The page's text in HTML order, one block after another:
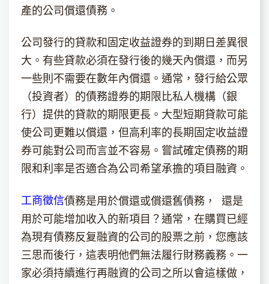
產的公司償還債務。
公司發行的貸款和固定收益證券的到期日差異很
大。有些貸款必須在發行後的幾天內償還，而另
一些則不需要在數年內償還。通常，發行給公眾
（投資者）的債務證券的期限比私人機構（銀
行）提供的貸款的期限更長。大型短期貸款可能
使公司更難以償還，但高利率的長期固定收益證
券可能對公司而言並不容易。嘗試確定債務的期
限和利率是否適合為公司希望承擔的項目融資。
工商徵信債務是用於償還或償還舊債務， 還是
用於可能增加收入的新項目？通常，在購買已經
為現有債務反复融資的公司的股票之前，您應該
三思而後行，這表明他們無法履行財務義務。一
家必須持續進行再融資的公司之所以會這樣做，